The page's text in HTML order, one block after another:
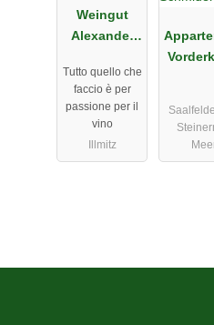
Weingut
Alexander
Tutto quello che
faccio è per
passione per il
vino
Illmitz